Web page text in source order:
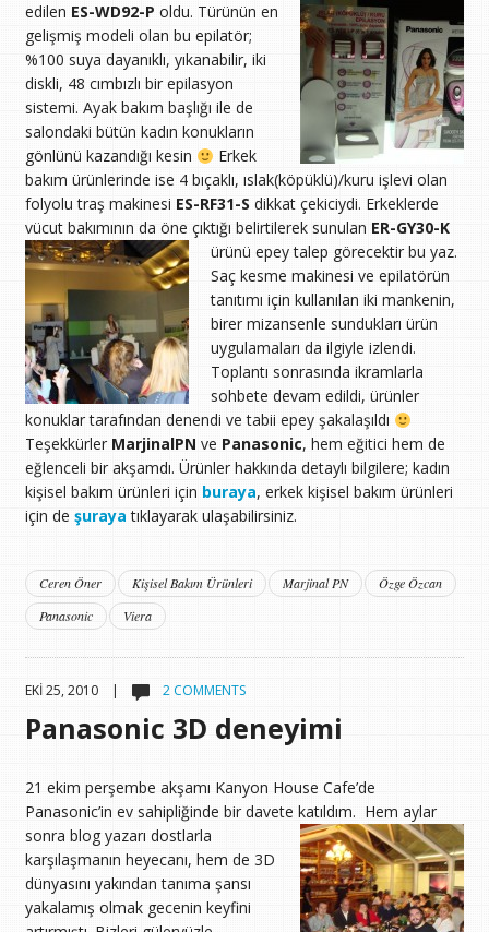
edilen ES-WD92-P oldu. Türünün en
gelişmiş modeli olan bu epilatör;
%100 suya dayanıklı, yıkanabilir, iki
diskli, 48 cımbızlı bir epilasyon
sistemi. Ayak bakım başlığı ile de
salondaki bütün kadın konukların
gönlünü kazandığı kesin
Erkek
bakım ürünlerinde ise 4 bıçaklı, ıslak(köpüklü)/kuru işlevi olan
folyolu traş makinesi ES-RF31-S dikkat çekiciydi. Erkeklerde
vücut bakımının da öne çıktığı belirtilerek sunulan ER-GY30-K
ürünü epey talep görecektir bu yaz.
Saç kesme makinesi ve epilatörün
tanıtımı için kullanılan iki mankenin,
birer mizansenle sundukları ürün
uygulamaları da ilgiyle izlendi.
Toplantı sonrasında ikramlarla
sohbete devam edildi, ürünler
konuklar tarafından denendi ve tabii epey şakalaşıldı
Teşekkürler MarjinalPN ve Panasonic, hem eğitici hem de
eğlenceli bir akşamdı. Ürünler hakkında detaylı bilgilere; kadın
kişisel bakım ürünleri için buraya, erkek kişisel bakım ürünleri
için de şuraya tıklayarak ulaşabilirsiniz.
Ceren Öner Kişisel Bakım Ürünleri Marjinal PN
Özge Özcan
Panasonic
Viera
EKI 25, 2010 | 2 COMMENTS
Panasonic 3D deneyimi
21 ekim perşembe akşamı Kanyon House Cafe’de
Panasonic’in ev sahipliğinde bir davete katıldım. Hem aylar
sonra blog yazarı dostlarla
karşılaşmanın heyecanı, hem de 3D
dünyasını yakından tanıma şansı
yakalamış olmak gecenin keyfini